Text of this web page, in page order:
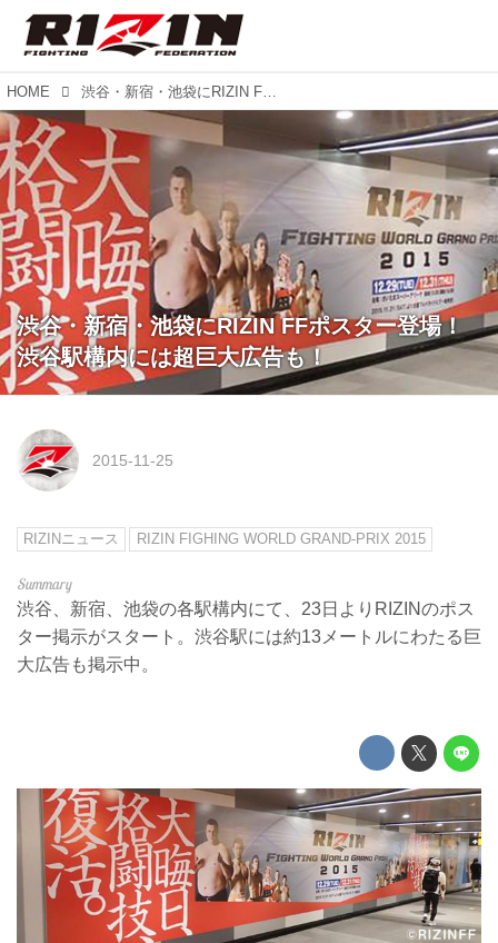
HOME 渋谷・新宿・池袋にRIZIN FFポスター登場！渋谷駅構内には超巨大広告も！
渋谷・新宿・池袋にRIZIN FFポスター登場！
渋谷駅構内には超巨大広告も！
2015-11-25
RIZINニュース RIZIN FIGHING WORLD GRAND-PRIX 2015
渋谷、新宿、池袋の各駅構内にて、23日よりRIZINのポス
ター掲示がスタート。渋谷駅には約13メートルにわたる巨
大広告も掲示中。